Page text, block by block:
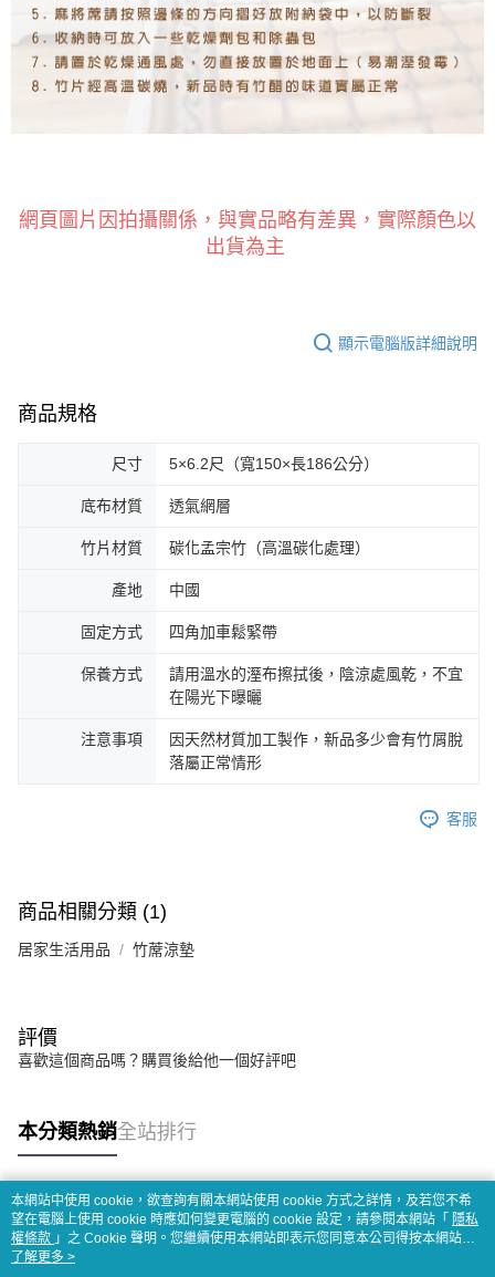
網頁圖片因拍攝關係，與實品略有差異，實際顏色以
出貨為主
顯示電腦版詳細說明
商品規格
尺寸 5×6.2尺（寬150×長186公分）
底布材質 透氣網層
竹片材質 碳化孟宗竹（高溫碳化處理）
產地 中國
固定方式 四角加車鬆緊帶
保養方式
請用溫水的溼布擦拭後，陰涼處風乾，不宜
在陽光下曝曬
注意事項
因天然材質加工製作，新品多少會有竹屑脫
落屬正常情形
客服
商品相關分類 (1)
居家生活用品 竹蓆涼墊
評價
喜歡這個商品嗎？購買後給他一個好評吧
本分類熱銷全站排行
熱門標籤
本網站中使用 cookie，欲查詢有關本網站使用 cookie 方式之詳情，及若您不希
望在電腦上使用 cookie 時應如何變更電腦的 cookie 設定，請參閱本網站「 隱私
權條款 」之 Cookie 聲明。您繼續使用本網站即表示您同意本公司得按本網站使
用條款之 Cookie 聲明使用 cookie。
了解更多 >